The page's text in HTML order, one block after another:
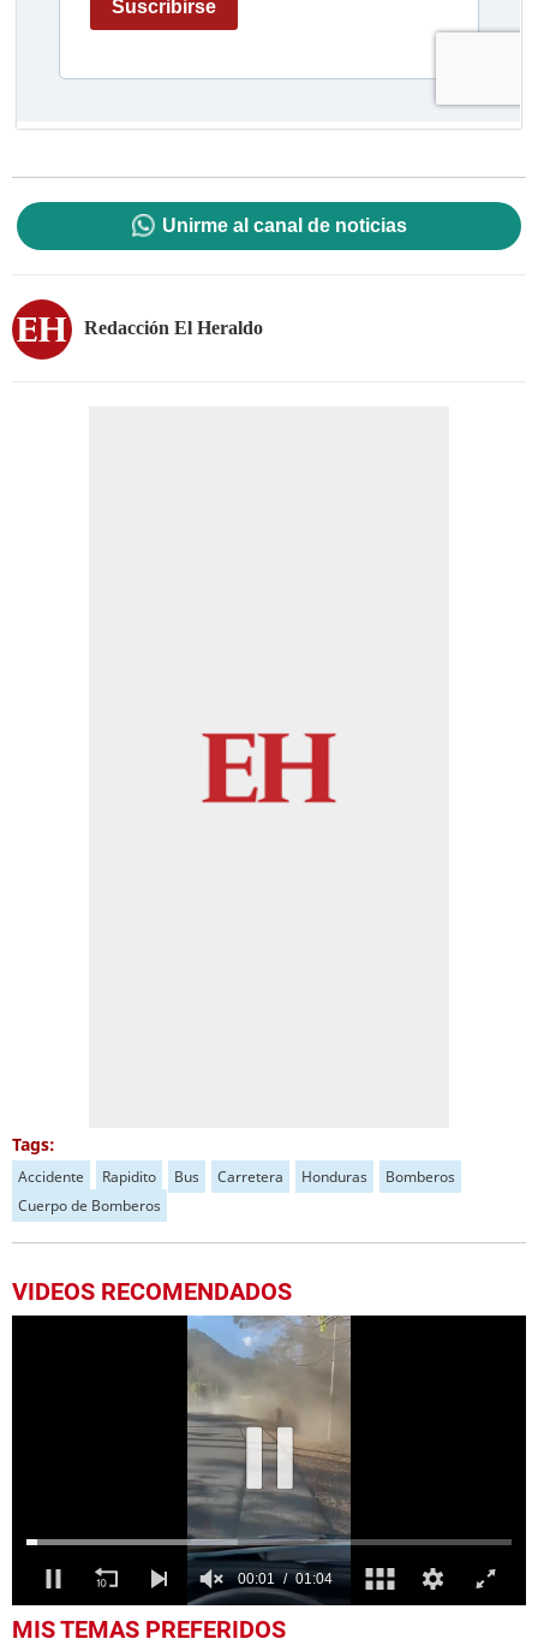
Unirme al canal de noticias
Redacción El Heraldo
Tags:
Accidente Rapidito Bus Carretera Honduras
Bomberos
Cuerpo de Bomberos
VIDEOS RECOMENDADOS
of
MIS TEMAS PREFERIDOS